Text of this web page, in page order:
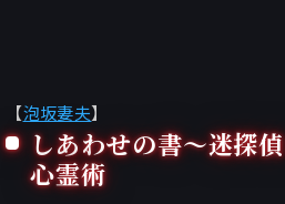
【泡坂妻夫】
しあわせの書〜迷探
心霊術